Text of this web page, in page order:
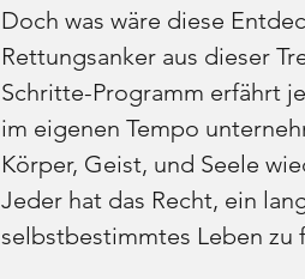
Doch was wäre diese
Rettungsanker aus dieser
Schritte-Programm erfährt
im eigenen Tempo
Körper, Geist, und Seele
Jeder hat das Recht, ein
selbstbestimmtes Leben zu